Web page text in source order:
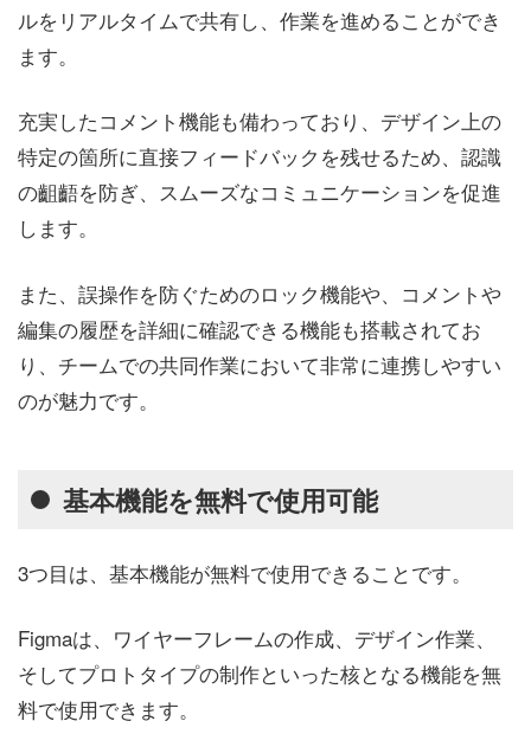
ルをリアルタイムで共有し、作業を進めることができ
ます。
充実したコメント機能も備わっており、デザイン上の
特定の箇所に直接フィードバックを残せるため、認識
の齟齬を防ぎ、スムーズなコミュニケーションを促進
します。
また、誤操作を防ぐためのロック機能や、コメントや
編集の履歴を詳細に確認できる機能も搭載されてお
り、チームでの共同作業において非常に連携しやすい
のが魅力です。
基本機能を無料で使用可能
3つ目は、基本機能が無料で使用できることです。
Figmaは、ワイヤーフレームの作成、デザイン作業、
そしてプロトタイプの制作といった核となる機能を無
料で使用できます。